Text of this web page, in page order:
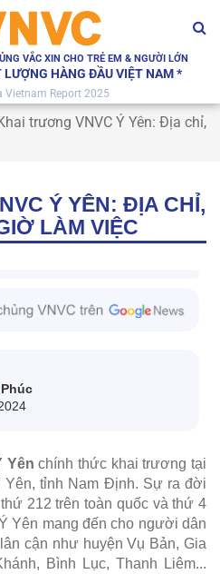
VẮC XIN CHO TRẺ EM & NGƯỜI LỚN
HÀNG ĐẦU VIỆT NAM *
Vietnam Report 2025
trương VNVC Ý Yên: Địa chỉ,
Ý YÊN: ĐỊA CHỈ,
LÀM VIỆC
Yên chính thức khai trương tại
Yên, tỉnh Nam Định. Sự ra đời
212 trên toàn quốc và thứ 4
Yên mang đến cho người dân
cận như huyện Vụ Bản, Gia
Bình Lục, Thanh Liêm...